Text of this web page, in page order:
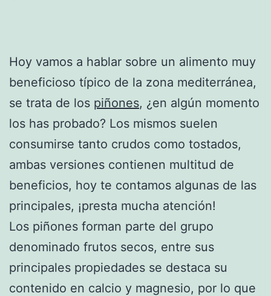
Hoy vamos a hablar sobre un alimento muy
beneficioso típico de la zona mediterránea,
se trata de los piñones, ¿en algún momento
los has probado? Los mismos suelen
consumirse tanto crudos como tostados,
ambas versiones contienen multitud de
beneficios, hoy te contamos algunas de las
principales, ¡presta mucha atención!
Los piñones forman parte del grupo
denominado frutos secos, entre sus
principales propiedades se destaca su
contenido en calcio y magnesio, por lo que